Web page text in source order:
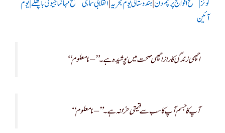
کوئز| مسلح افواج پرچم دنہندوستانی یوم بحریہانقلابی سماجی مصلح مہاتما جیوتی باپھلے|یوم
آئین
“اچھی زندگی کا راز اچھی صحت میں پوشیدہ ہے۔” – نامعلوم
“آپ کا جسم آپ کا سب سے قیمتی خزانہ ہے۔” – نامعلوم